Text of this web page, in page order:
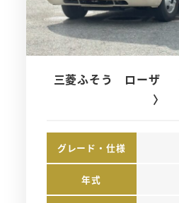
三菱ふそう ローザ
〉
グレード・仕様
年式